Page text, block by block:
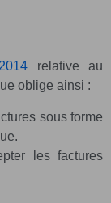
relative au
oblige ainsi :
sous forme
les factures